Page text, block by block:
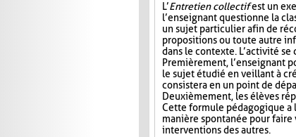
L’Entretien collectifest un
l’enseignant questionne la
un sujet particulier afin de
propositions ou toute autre
dans le contexte. L’activité se
Premièrement, l’enseignant
le sujet étudié en veillant à
consistera en un point de
Deuxièmement, les élèves
Cette formule pédagogique a
manière spontanée pour faire
interventions des autres.